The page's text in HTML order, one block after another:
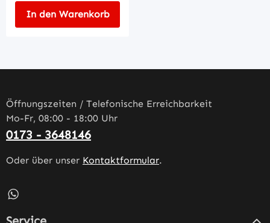
In den Warenkorb
Öffnungszeiten / Telefonische Erreichbarkeit
Mo-Fr, 08:00 - 18:00 Uhr
0173 - 3648146
Oder über unser Kontaktformular.
Schreib uns auf WhatsApp – öffnet in neuem Tab